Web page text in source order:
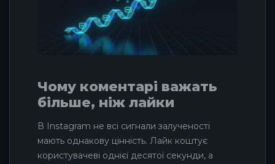
Чому коментарі важать
більше, ніж лайки
В Instagram не всі сигнали залученості
мають однакову цінність. Лайк коштує
користувачеві однієї десятої секунди, а